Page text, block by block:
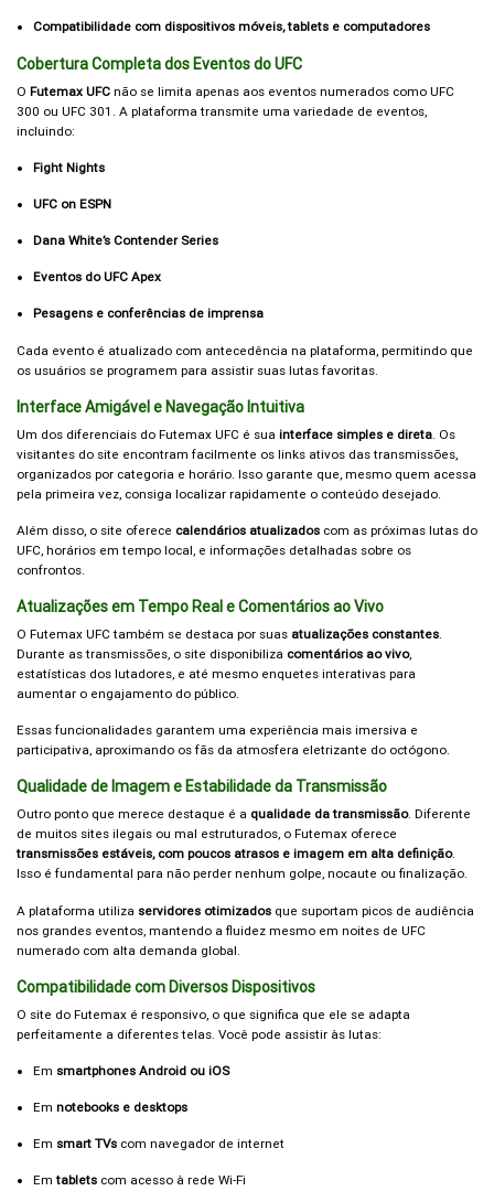
Compatibilidade com dispositivos móveis, tablets e computadores
Cobertura Completa dos Eventos do UFC
O Futemax UFC não se limita apenas aos eventos numerados como UFC
300 ou UFC 301. A plataforma transmite uma variedade de eventos,
incluindo:
Fight Nights
UFC on ESPN
Dana White’s Contender Series
Eventos do UFC Apex
Pesagens e conferências de imprensa
Cada evento é atualizado com antecedência na plataforma, permitindo que
os usuários se programem para assistir suas lutas favoritas.
Interface Amigável e Navegação Intuitiva
Um dos diferenciais do Futemax UFC é sua interface simples e direta . Os
visitantes do site encontram facilmente os links ativos das transmissões,
organizados por categoria e horário. Isso garante que, mesmo quem acessa
pela primeira vez, consiga localizar rapidamente o conteúdo desejado.
Além disso, o site oferece calendários atualizados com as próximas lutas do
UFC, horários em tempo local, e informações detalhadas sobre os
confrontos.
Atualizações em Tempo Real e Comentários ao Vivo
O Futemax UFC também se destaca por suas atualizações constantes.
Durante as transmissões, o site disponibiliza comentários ao vivo,
estatísticas dos lutadores, e até mesmo enquetes interativas para
aumentar o engajamento do público.
Essas funcionalidades garantem uma experiência mais imersiva e
participativa, aproximando os fãs da atmosfera eletrizante do octógono.
Qualidade de Imagem e Estabilidade da Transmissão
Outro ponto que merece destaque é a qualidade da transmissão. Diferente
de muitos sites ilegais ou mal estruturados, o Futemax oferece
transmissões estáveis, com poucos atrasos e imagem em alta definição.
Isso é fundamental para não perder nenhum golpe, nocaute ou finalização.
A plataforma utiliza servidores otimizados que suportam picos de audiência
nos grandes eventos, mantendo a fluidez mesmo em noites de UFC
numerado com alta demanda global.
Compatibilidade com Diversos Dispositivos
O site do Futemax é responsivo, o que significa que ele se adapta
perfeitamente a diferentes telas. Você pode assistir às lutas:
Em smartphones Android ou iOS
Emnotebooks e desktops
Em smart TVs com navegador de internet
Emtablets com acesso à rede Wi-Fi